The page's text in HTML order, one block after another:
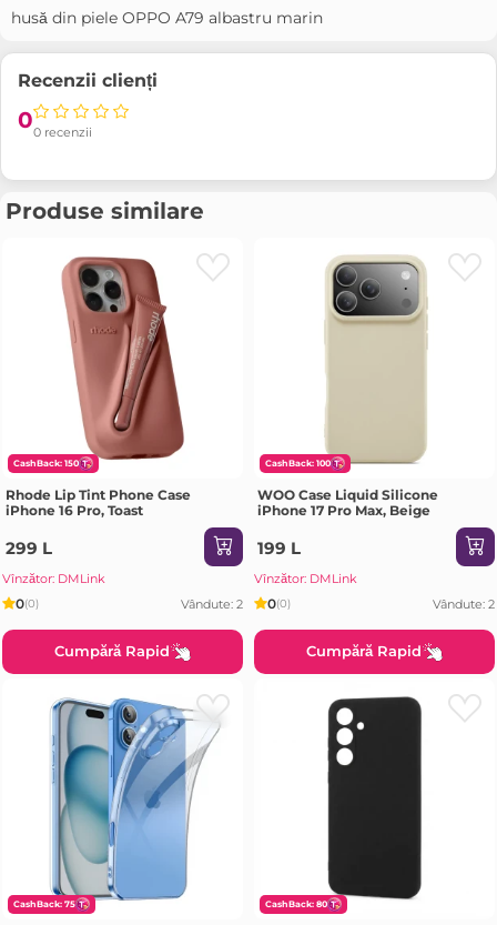
husă din piele OPPO A79 albastru marin
Recenzii clienți
00 recenzii
Produse similare
CashBack: 150
Rhode Lip Tint Phone Case
iPhone 16 Pro, Toast
299 L
Vînzător: DMLink
0(0) Vândute: 2
Cumpără Rapid
CashBack: 100
WOO Case Liquid Silicone
iPhone 17 Pro Max, Beige
199 L
Vînzător: DMLink
0(0) Vândute: 2
Cumpără Rapid
CashBack: 75 CashBack: 80